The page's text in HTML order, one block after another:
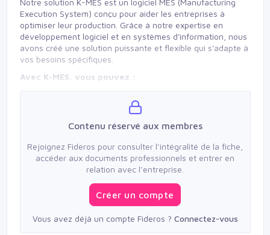
Execution System) conçu pour aider les entreprises à
optimiser leur production. Grâce à notre expertise en
développement logiciel et en systèmes d'information, nous
avons créé une solution puissante et flexible qui s'adapte à
vos besoins spécifiques.
Avec K-MES, vous pouvez :
Notre logiciel vous permet de planifier et de suivre
vos ordres de fabrication en temps réel, ce qui vous
permet de maximiser l'efficacité de votre production.
Contrôler la qualité de vos produits :K-MES
vous permet de surveiller la qualité de vos produits
tout au long du processus de production, ce qui vous
les résoudre avant qu'ils ne deviennent des
problèmes majeurs.
Améliorer la traçabilité de vos produits :Notre
Contenu réservé aux membres
Rejoignez Fideros pour consulter l’intégralité de la fiche,
accéder aux documents professionnels et entrer en
relation avec l’entreprise.
Créer un compte
Vous avez déjà un compte Fideros ? Connectez-vous